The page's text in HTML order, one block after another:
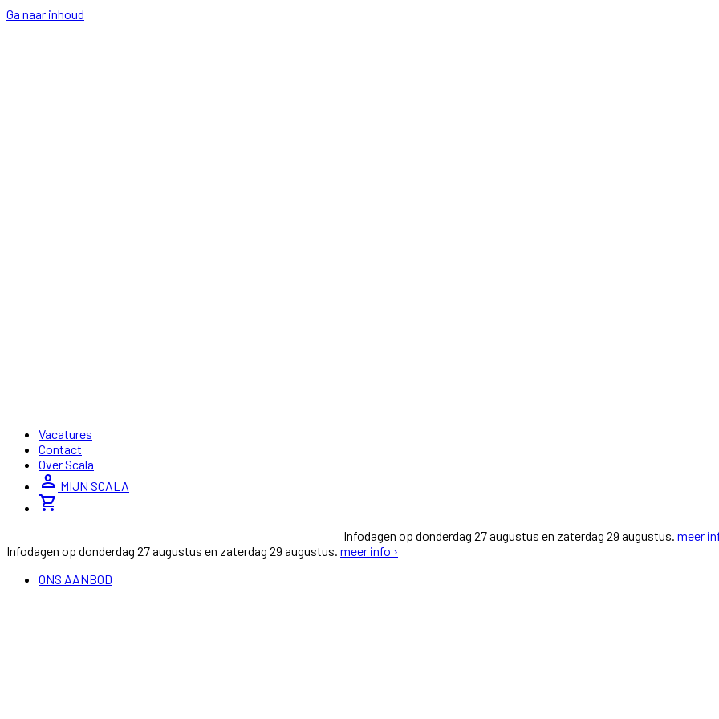
Ga naar inhoud
Vacatures
Contact
Over Scala
person MIJN SCALA
shopping_cart
Infodagen op donderdag 27 augustus en zaterdag 29 augustus. meer
Infodagen op donderdag 27 augustus en zaterdag 29 augustus. meer info ›
ONS AANBOD